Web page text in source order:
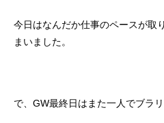
今日はなんだか仕事のペースが取
まいました。
で、GW最終日はまた一人でブラ